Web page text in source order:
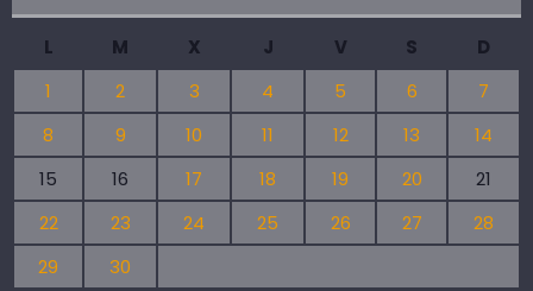
L M X J V S
D
1
2 3 4 5 6
7
8
9 10 11 12 13
14
15
16 17 18 19 20
21
22
23 24 25 26 27
28
29
30